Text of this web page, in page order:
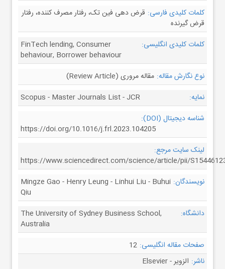
کلمات کلیدی فارسی: قرض دهی فین تک، رفتار مصرف کننده، رفتار
قرض گیرنده
کلمات کلیدی انگلیسی:
FinTech lending, Consumer
behaviour, Borrower behaviour
نوع نگارش مقاله: مقاله مروری (Review Article)
نمایه:
Scopus - Master Journals List - JCR
شناسه دیجیتال (DOI):
https://doi.org/10.1016/j.frl.2023.104205
لینک سایت مرجع:
https://www.sciencedirect.com/science/article/pii/
نویسندگان: Mingze Gao - Henry Leung - Linhui Liu - Buhui
Qiu
دانشگاه:
The University of Sydney Business School,
Australia
صفحات مقاله انگلیسی: 12
ناشر: الزویر - Elsevier